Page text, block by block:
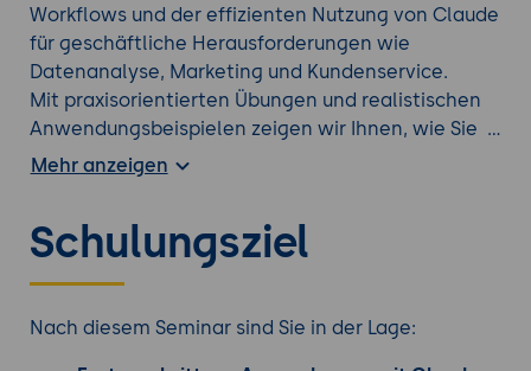
Workflows und der effizienten Nutzung von Claude
für geschäftliche Herausforderungen wie
Datenanalyse, Marketing und Kundenservice.
Mit praxisorientierten Übungen und realistischen
Anwendungsbeispielen zeigen wir Ihnen, wie Sie
komplexe Aufgaben mit Claude lösen und
Ihr Wissen über KI zu vertiefen und Claude als
zukunftsweisendes Werkzeug in Ihrem
Programmierkenntnisse!
Mehr anzeigen
Schulungsziel
Nach diesem Seminar sind Sie in der Lage: